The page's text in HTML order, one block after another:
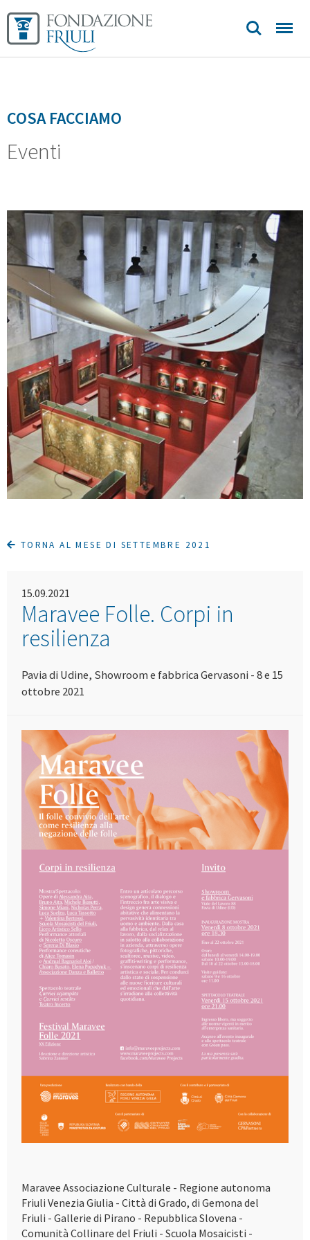
COSA FACCIAMO
Eventi
TORNA AL MESE DI SETTEMBRE 2021
15.09.2021
Maravee Folle. Corpi in
resilienza
Pavia di Udine, Showroom e fabbrica Gervasoni - 8 e 15
ottobre 2021
Maravee Associazione Culturale - Regione autonoma
Friuli Venezia Giulia - Città di Grado, di Gemona del
Friuli - Gallerie di Pirano - Repubblica Slovena -
Comunità Collinare del Friuli - Scuola Mosaicisti -